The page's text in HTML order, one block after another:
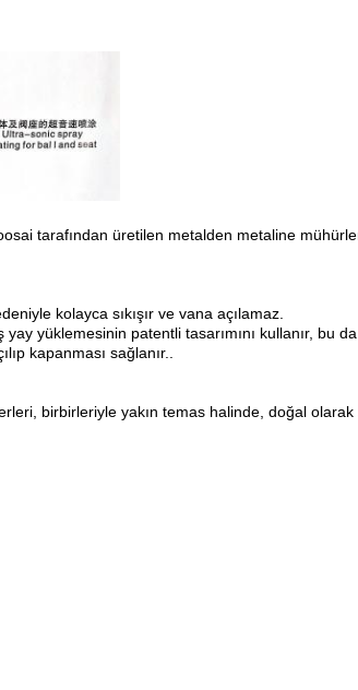
tarafından üretilen metalden metaline
kolayca sıkışır ve vana açılamaz.
yüklemesinin patentli tasarımını kullanır, bu
kapanması sağlanır..
birbirleriyle yakın temas halinde, doğal